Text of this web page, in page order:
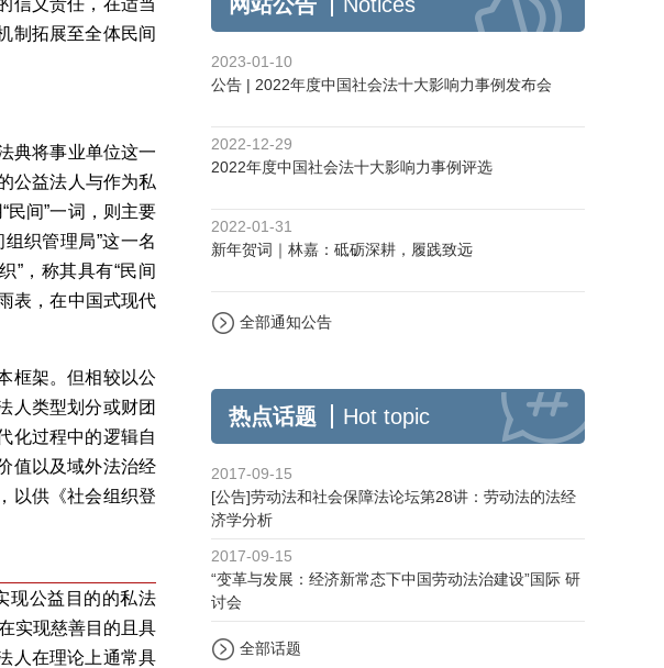
信义责任，在适当
制拓展至全体民间
典将事业单位这一
公益法人与作为私
民间”一词，则主要
织管理局”这一名
”，称其具有“民间
表，在中国式现代
框架。但相较以公
人类型划分或财团
化过程中的逻辑自
值以及域外法治经
以供《社会组织登
现公益目的的私法
实现慈善目的且具
人在理论上通常具
2023-01-10
公告 | 2022年度中国社会法十大影响力事例发布会
2022-12-29
2022年度中国社会法十大影响力事例评选
2022-01-31
新年贺词｜林嘉：砥砺深耕，履践致远
全部通知公告
热点话题 Hot topic
2017-09-15
[公告]劳动法和社会保障法论坛第28讲：劳动法的法经
济学分析
2017-09-15
“变革与发展：经济新常态下中国劳动法治建设”国际 研
讨会
全部话题